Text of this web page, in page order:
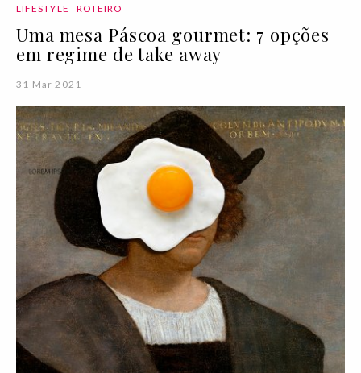
LIFESTYLE ROTEIRO
Uma mesa Páscoa gourmet: 7 opções
em regime de take away
31 Mar 2021